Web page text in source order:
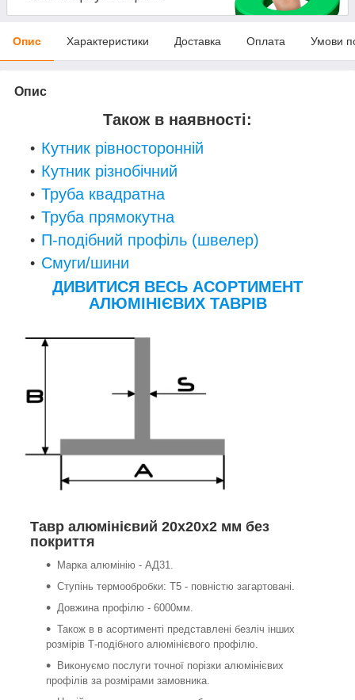
Опис Характеристики Доставка Оплата Умови
Опис
Також в наявності:
Кутник рівносторонній
Кутник різнобічний
Труба квадратна
Труба прямокутна
П-подібний профіль (швелер)
Смуги/шини
ДИВИТИСЯ ВЕСЬ АСОРТИМЕНТ
АЛЮМІНІЄВИХ ТАВРІВ
Тавр алюмінієвий 20х20х2 мм без
покриття
Марка алюмінію - АД31.
Ступінь термообробки: Т5 - повністю загартовані.
Довжина профілю - 6000мм.
Також в в асортименті представлені безліч інших
розмірів Т-подібного алюмінієвого профілю.
Виконуємо послуги точної порізки алюмінієвих
профілів за розмірами замовника.